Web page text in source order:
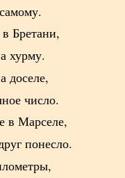
Бретани,
хурму.
доселе,
число.
в Марселе,
понесло.